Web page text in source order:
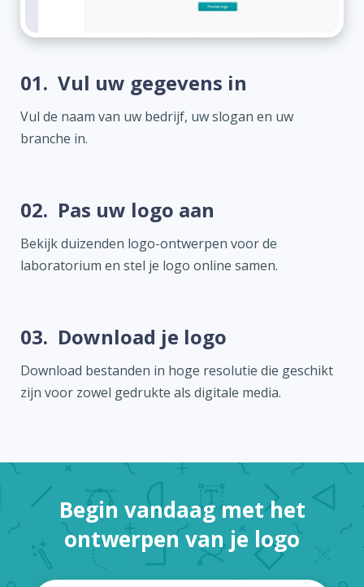
01. Vul uw gegevens in
Vul de naam van uw bedrijf, uw slogan en uw
branche in.
02. Pas uw logo aan
Bekijk duizenden logo-ontwerpen voor de
laboratorium en stel je logo online samen.
03. Download je logo
Download bestanden in hoge resolutie die geschikt
zijn voor zowel gedrukte als digitale media.
Begin vandaag met het
ontwerpen van je logo